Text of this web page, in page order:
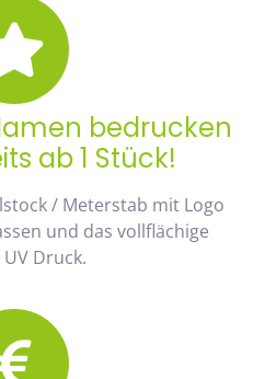
bedrucken
ab 1 Stück!
/ Meterstab mit Logo
und das vollflächige
Druck.